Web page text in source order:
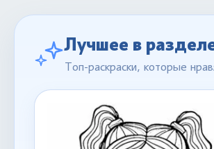
Лучшее в
Топ-раскраски, которые